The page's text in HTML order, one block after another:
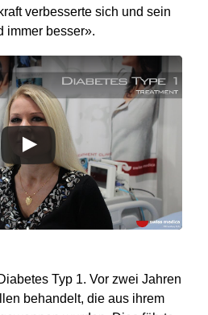
verbesserte sich und sein
immer besser».
Typ 1. Vor zwei Jahren
behandelt, die aus ihrem